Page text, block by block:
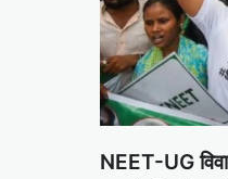
NEET-UG